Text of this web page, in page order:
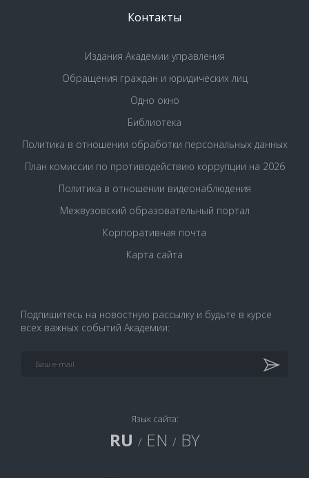
Контакты
Издания Академии управления
Обращения граждан и юридических лиц
Одно окно
Библиотека
Политика в отношении обработки персональных данных
План комиссии по противодействию коррупции на 2026
Политика в отношении видеонаблюдения
Межвузовский образовательный портал
Корпоративная почта
Карта сайта
Подпишитесь на новостную рассылку и будьте в курсе
всех важных событий Академии:
Язык сайта:
RU / EN / BY